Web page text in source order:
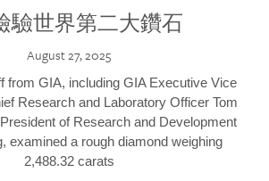
驗世界第二大鑽石
August 27, 2025
from GIA, including GIA Executive Vice
Research and Laboratory Officer Tom
of Research and Development
examined a rough diamond weighing
2,488.32 carats